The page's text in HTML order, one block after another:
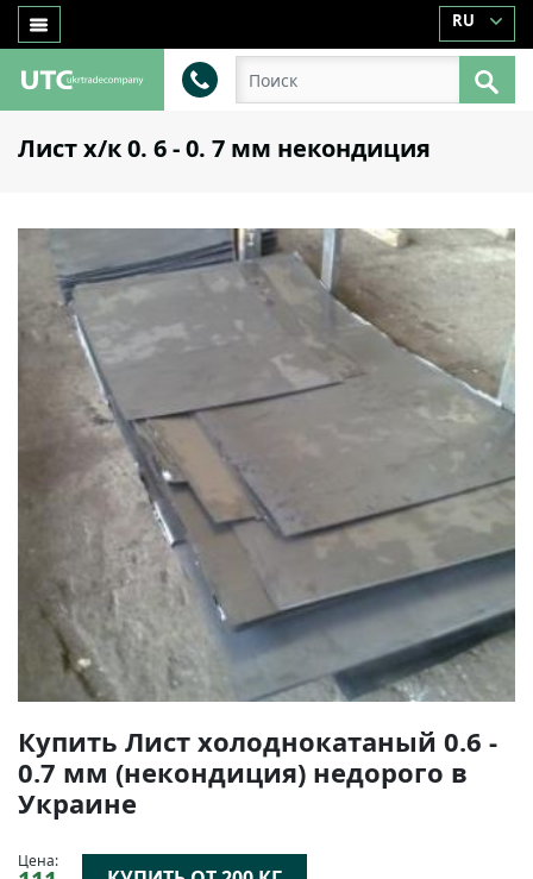
RU
Лист х/к 0. 6 - 0. 7 мм некондиция
Купить Лист холоднокатаный 0.6 -
0.7 мм (некондиция) недорого в
Украине
Цена: